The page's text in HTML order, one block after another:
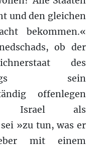
und den gleichen
bekommen.«
ob der
des
sein
offenlegen
Israel als
»zu tun, was er
mit einem